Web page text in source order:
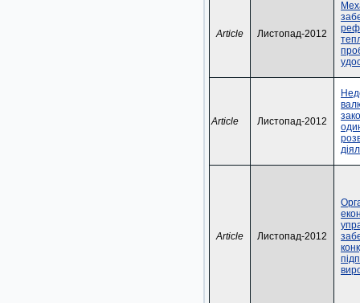
Article Листопад-2012
Article Листопад-2012
Article Листопад-2012